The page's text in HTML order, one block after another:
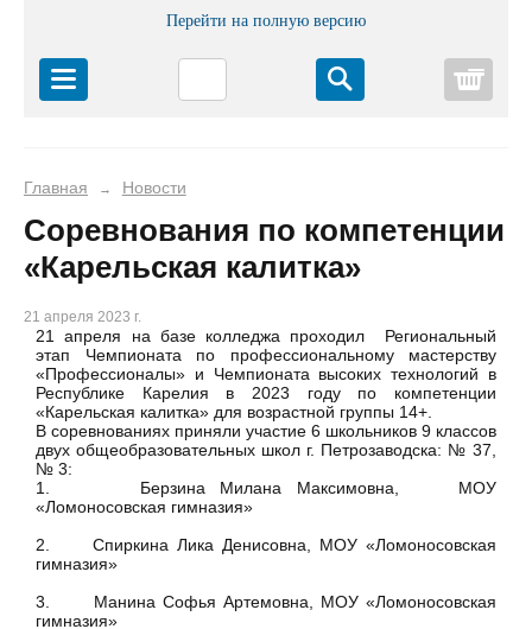
Перейти на полную версию
Главная → Новости
Соревнования по компетенции
«Карельская калитка»
21 апреля 2023 г.
21 апреля на базе колледжа проходил Региональный
этап Чемпионата по профессиональному мастерству
«Профессионалы» и Чемпионата высоких технологий в
Республике Карелия в 2023 году по компетенции
«Карельская калитка» для возрастной группы 14+.
В соревнованиях приняли участие 6 школьников 9 классов
двух общеобразовательных школ г. Петрозаводска: № 37,
№ 3:
1. Берзина Милана Максимовна, МОУ
«Ломоносовская гимназия»
2. Спиркина Лика Денисовна, МОУ «Ломоносовская
гимназия»
3. Манина Софья Артемовна, МОУ «Ломоносовская
гимназия»